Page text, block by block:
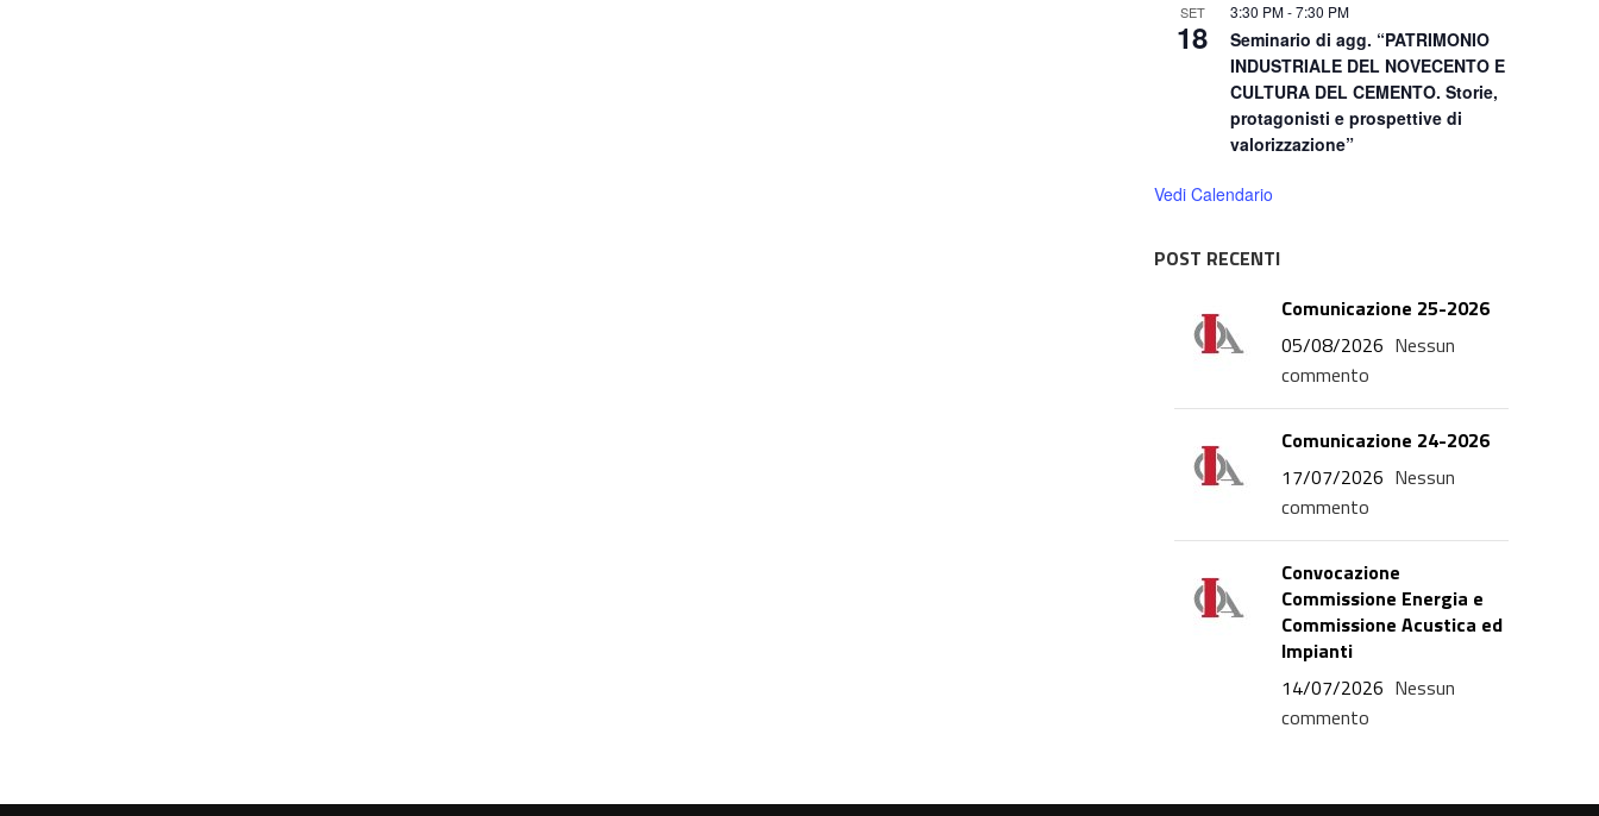
SET
18
3:30 PM-7:30 PM
Seminario di agg. “PATRIMONIO
INDUSTRIALE DEL NOVECENTO E
CULTURA DEL CEMENTO. Storie,
protagonisti e prospettive di
valorizzazione”
Vedi Calendario
POST RECENTI
Comunicazione 25-2026
05/08/2026 Nessun
commento
Comunicazione 24-2026
17/07/2026 Nessun
commento
Convocazione
Commissione Energia e
Commissione Acustica ed
Impianti
14/07/2026 Nessun
commento